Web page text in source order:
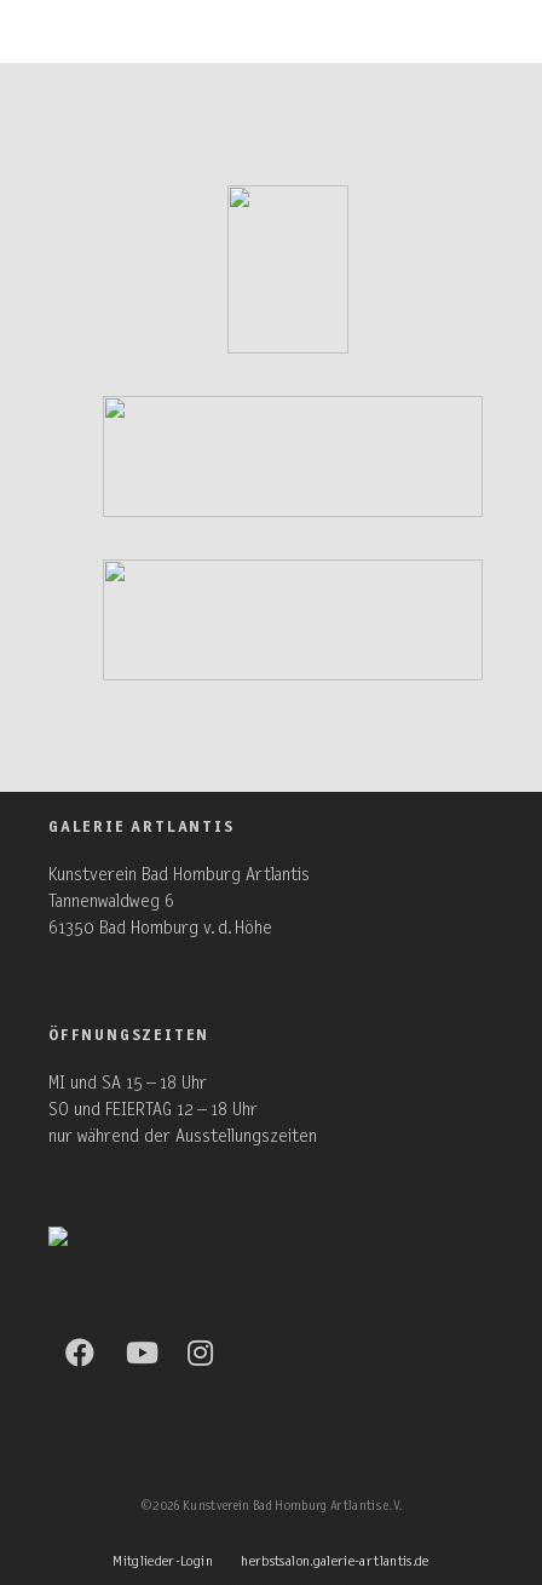
GALERIE ARTLANTIS
Kunstverein Bad Homburg Artlantis
Tannenwaldweg 6
61350 Bad Homburg v. d. Höhe
ÖFFNUNGSZEITEN
MI und SA 15 – 18 Uhr
SO und FEIERTAG 12 – 18 Uhr
nur während der Ausstellungszeiten
©2026 Kunstverein Bad Homburg Artlantis e. V.
Mitglieder-Login
herbstsalon.galerie-artlantis.de